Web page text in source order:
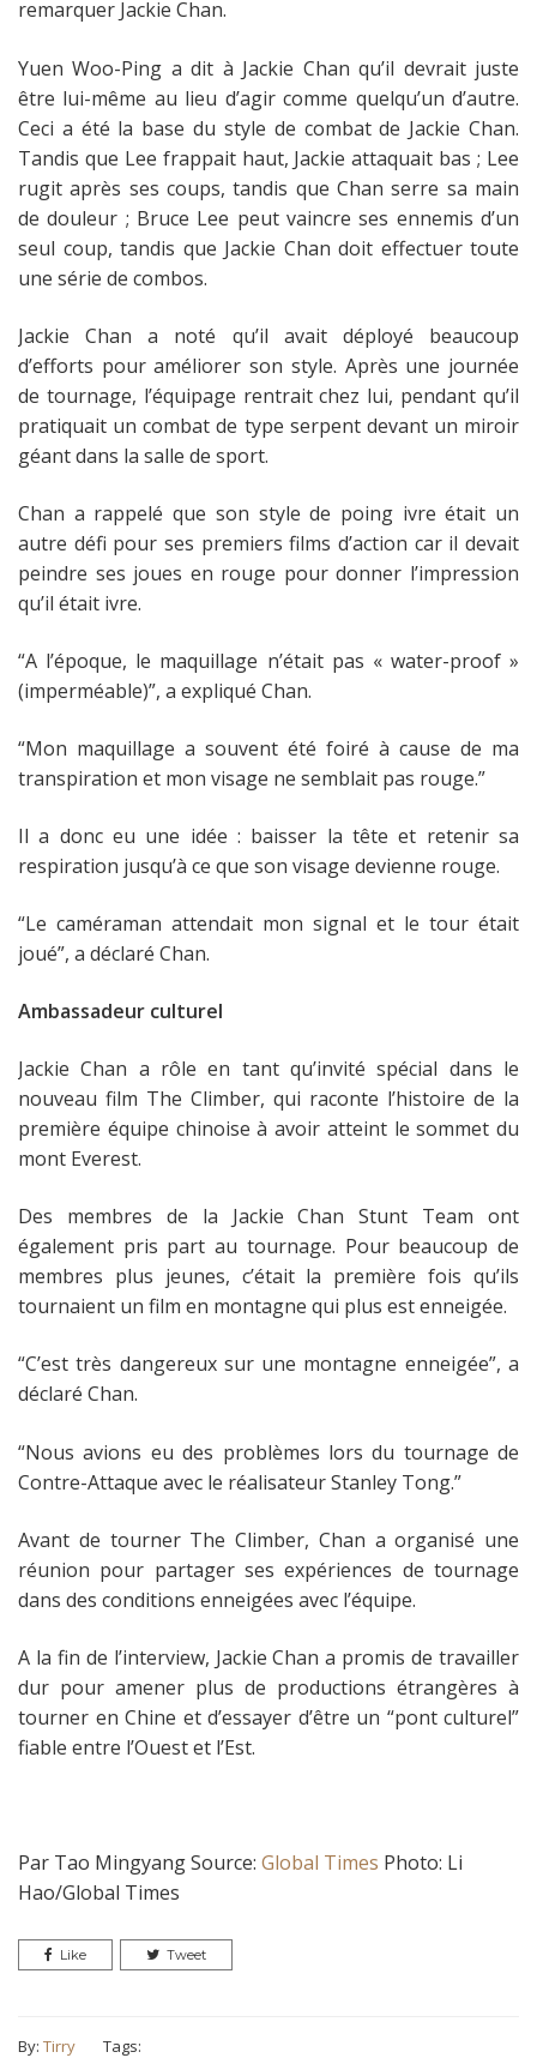
remarquer Jackie Chan.
Yuen Woo-Ping a dit à Jackie Chan qu’il devrait juste
être lui-même au lieu d’agir comme quelqu’un d’autre.
Ceci a été la base du style de combat de Jackie Chan.
Tandis que Lee frappait haut, Jackie attaquait bas ; Lee
rugit après ses coups, tandis que Chan serre sa main
de douleur ; Bruce Lee peut vaincre ses ennemis d’un
seul coup, tandis que Jackie Chan doit effectuer toute
une série de combos.
Jackie Chan a noté qu’il avait déployé beaucoup
d’efforts pour améliorer son style. Après une journée
de tournage, l’équipage rentrait chez lui, pendant qu’il
pratiquait un combat de type serpent devant un miroir
géant dans la salle de sport.
Chan a rappelé que son style de poing ivre était un
autre défi pour ses premiers films d’action car il devait
peindre ses joues en rouge pour donner l’impression
qu’il était ivre.
“A l’époque, le maquillage n’était pas « water-proof »
(imperméable)”, a expliqué Chan.
“Mon maquillage a souvent été foiré à cause de ma
transpiration et mon visage ne semblait pas rouge.”
Il a donc eu une idée : baisser la tête et retenir sa
respiration jusqu’à ce que son visage devienne rouge.
“Le caméraman attendait mon signal et le tour était
joué”, a déclaré Chan.
Ambassadeur culturel
Jackie Chan a rôle en tant qu’invité spécial dans le
nouveau film The Climber, qui raconte l’histoire de la
première équipe chinoise à avoir atteint le sommet du
mont Everest.
Des membres de la Jackie Chan Stunt Team ont
également pris part au tournage. Pour beaucoup de
membres plus jeunes, c’était la première fois qu’ils
tournaient un film en montagne qui plus est enneigée.
“C’est très dangereux sur une montagne enneigée”, a
déclaré Chan.
“Nous avions eu des problèmes lors du tournage de
Contre-Attaque avec le réalisateur Stanley Tong.”
Avant de tourner The Climber, Chan a organisé une
réunion pour partager ses expériences de tournage
dans des conditions enneigées avec l’équipe.
A la fin de l’interview, Jackie Chan a promis de travailler
dur pour amener plus de productions étrangères à
tourner en Chine et d’essayer d’être un “pont culturel”
fiable entre l’Ouest et l’Est.
Par Tao Mingyang Source: Global Times Photo: Li
Hao/Global Times
Like Tweet
By: Tirry Tags: